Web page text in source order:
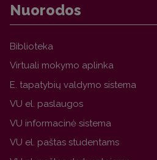
Nuorodos
Biblioteka
Virtuali mokymo aplinka
E. tapatybių valdymo sistema
VU el. paslaugos
VU informacinė sistema
VU el. paštas studentams